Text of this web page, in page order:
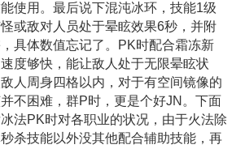
使用。最后说下混沌冰环，技能1级
或敌对人员处于晕眩效果6秒，并附
具体数值忘记了。PK时配合霜冻新
度够快，能让敌人处于无限晕眩状
人周身四格以内，对于有空间镜像的
不困难，群P时，更是个好JN。下面
法PK时对各职业的状况，由于火法除
杀技能以外没其他配合辅助技能，再